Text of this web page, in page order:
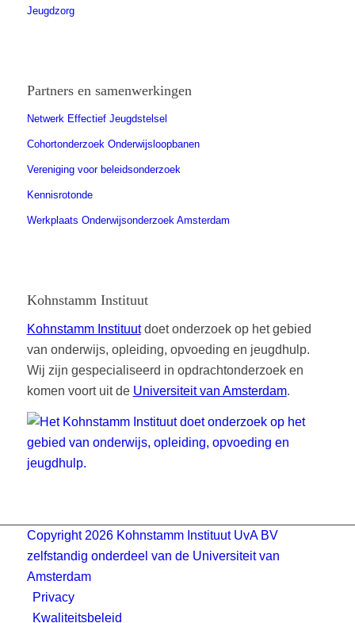
Jeugdzorg
Partners en samenwerkingen
Netwerk Effectief Jeugdstelsel
Cohortonderzoek Onderwijsloopbanen
Vereniging voor beleidsonderzoek
Kennisrotonde
Werkplaats Onderwijsonderzoek Amsterdam
Kohnstamm Instituut
Kohnstamm Instituutdoet onderzoek op het gebied
van onderwijs, opleiding, opvoeding en jeugdhulp.
Wij zijn gespecialiseerd in opdrachtonderzoek en
komen voort uit de Universiteit van Amsterdam.
Copyright 2026 Kohnstamm Instituut UvA BV
zelfstandig onderdeel van de Universiteit van
Amsterdam
Privacy
Kwaliteitsbeleid